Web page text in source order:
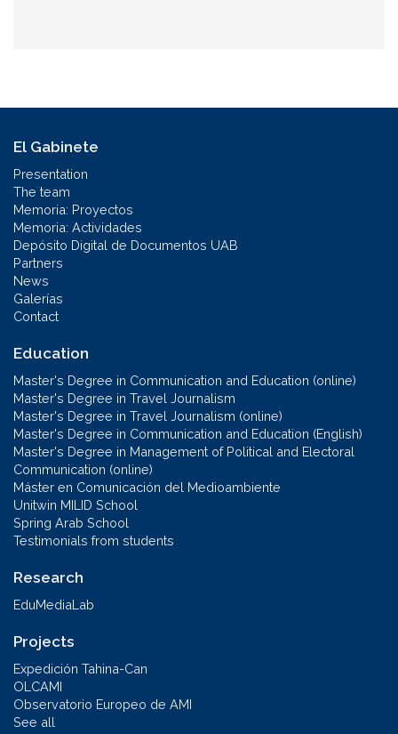
El Gabinete
Presentation
The team
Memoria: Proyectos
Memoria: Actividades
Depósito Digital de Documentos UAB
Partners
News
Galerías
Contact
Education
Master's Degree in Communication and Education (online)
Master's Degree in Travel Journalism
Master's Degree in Travel Journalism (online)
Master's Degree in Communication and Education (English)
Master's Degree in Management of Political and Electoral
Communication (online)
Máster en Comunicación del Medioambiente
Unitwin MILID School
Spring Arab School
Testimonials from students
Research
EduMediaLab
Projects
Expedición Tahina-Can
OLCAMI
Observatorio Europeo de AMI
See all